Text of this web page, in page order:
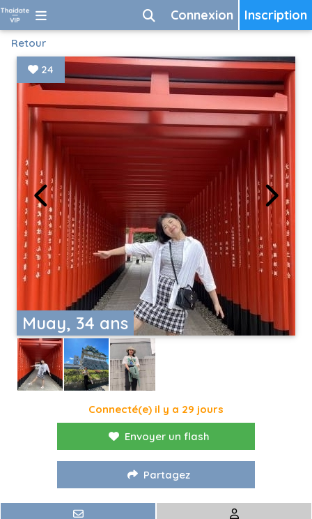
Inscription
Connexion
Retour
Muay, 34 ans
24
Connecté(e) il y a 29 jours
Envoyer un flash
Partagez